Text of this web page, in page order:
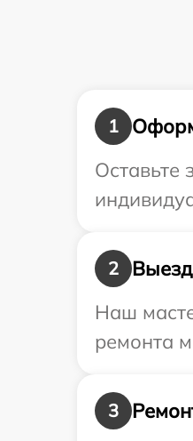
1
Оставьте
2
Наш
ремонта
3